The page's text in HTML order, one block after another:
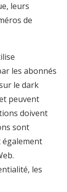
leurs
de
les abonnés
le dark
peuvent
doivent
sont
également
les